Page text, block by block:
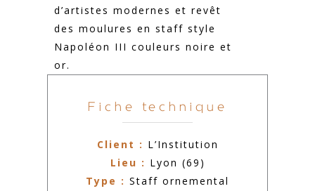
d’artistes modernes et revêt
des moulures en staff style
Napoléon III couleurs noire et
or.
Fiche technique
Client : L’Institution
Lieu : Lyon (69)
Type : Staff ornemental